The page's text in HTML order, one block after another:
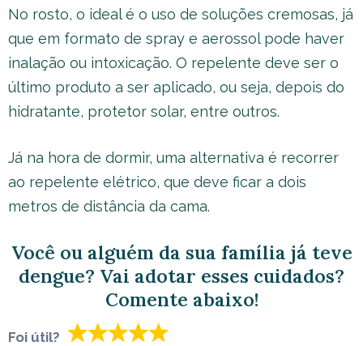
No rosto, o ideal é o uso de soluções cremosas, já
que em formato de spray e aerossol pode haver
inalação ou intoxicação. O repelente deve ser o
último produto a ser aplicado, ou seja, depois do
hidratante, protetor solar, entre outros.
Já na hora de dormir, uma alternativa é recorrer
ao repelente elétrico, que deve ficar a dois
metros de distância da cama.
Você ou alguém da sua família já teve
dengue? Vai adotar esses cuidados?
Comente abaixo!
Foi útil?